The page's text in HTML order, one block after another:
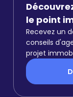
le point
Recevez un
conseils
projet